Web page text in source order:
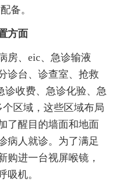
备。
方面
房、eic、急诊输液
诊台、诊查室、抢救
诊收费、急诊化验、急
区域，这些区域布局
了醒目的墙面和地面
病人就诊。为了满足
购进一台视屏喉镜，
吸机。